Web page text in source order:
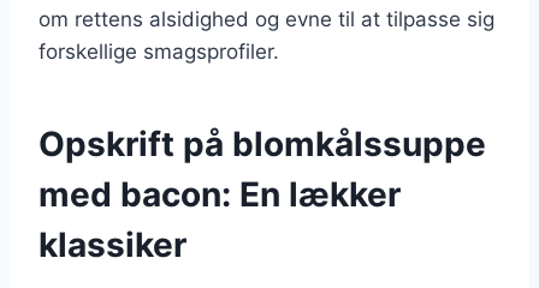
om rettens alsidighed og evne til at tilpasse sig
forskellige smagsprofiler.
Opskrift på blomkålssuppe
med bacon: En lækker
klassiker